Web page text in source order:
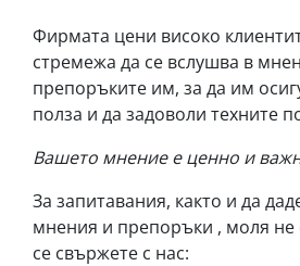
Фирмата цени високо
стремежа да се вслушва в
препоръките им, за да им
полза и да задоволи техните
Вашето мнение е ценно и
За запитавания, както и да
мнения и препоръки , моля не
се свържете с нас: